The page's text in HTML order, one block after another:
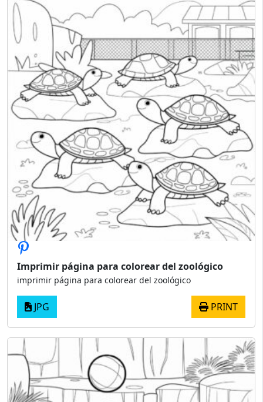
Imprimir página para colorear del zoológico
imprimir página para colorear del zoológico
JPG PRINT